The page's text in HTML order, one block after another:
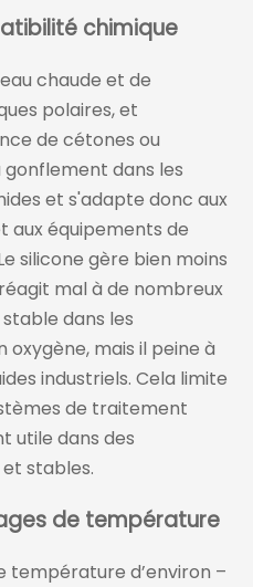
chimique
chaude et de
polaires, et
de cétones ou
gonflement dans les
et s'adapte donc aux
aux équipements de
silicone gère bien moins
mal à de nombreux
dans les
mais il peine à
industriels. Cela limite
de traitement
utile dans des
stables.
de température
température d’environ –